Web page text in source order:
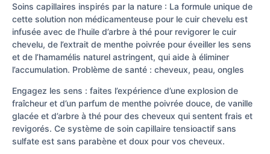
Soins capillaires inspirés par la nature : La formule unique de
cette solution non médicamenteuse pour le cuir chevelu est
infusée avec de l’huile d’arbre à thé pour revigorer le cuir
chevelu, de l’extrait de menthe poivrée pour éveiller les sens
et de l’hamamélis naturel astringent, qui aide à éliminer
l’accumulation. Problème de santé : cheveux, peau, ongles
Engagez les sens : faites l’expérience d’une explosion de
fraîcheur et d’un parfum de menthe poivrée douce, de vanille
glacée et d’arbre à thé pour des cheveux qui sentent frais et
revigorés. Ce système de soin capillaire tensioactif sans
sulfate est sans parabène et doux pour vos cheveux.